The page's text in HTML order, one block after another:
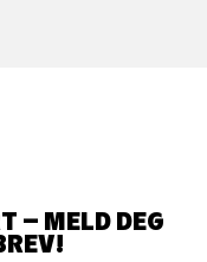
– MELD DEG